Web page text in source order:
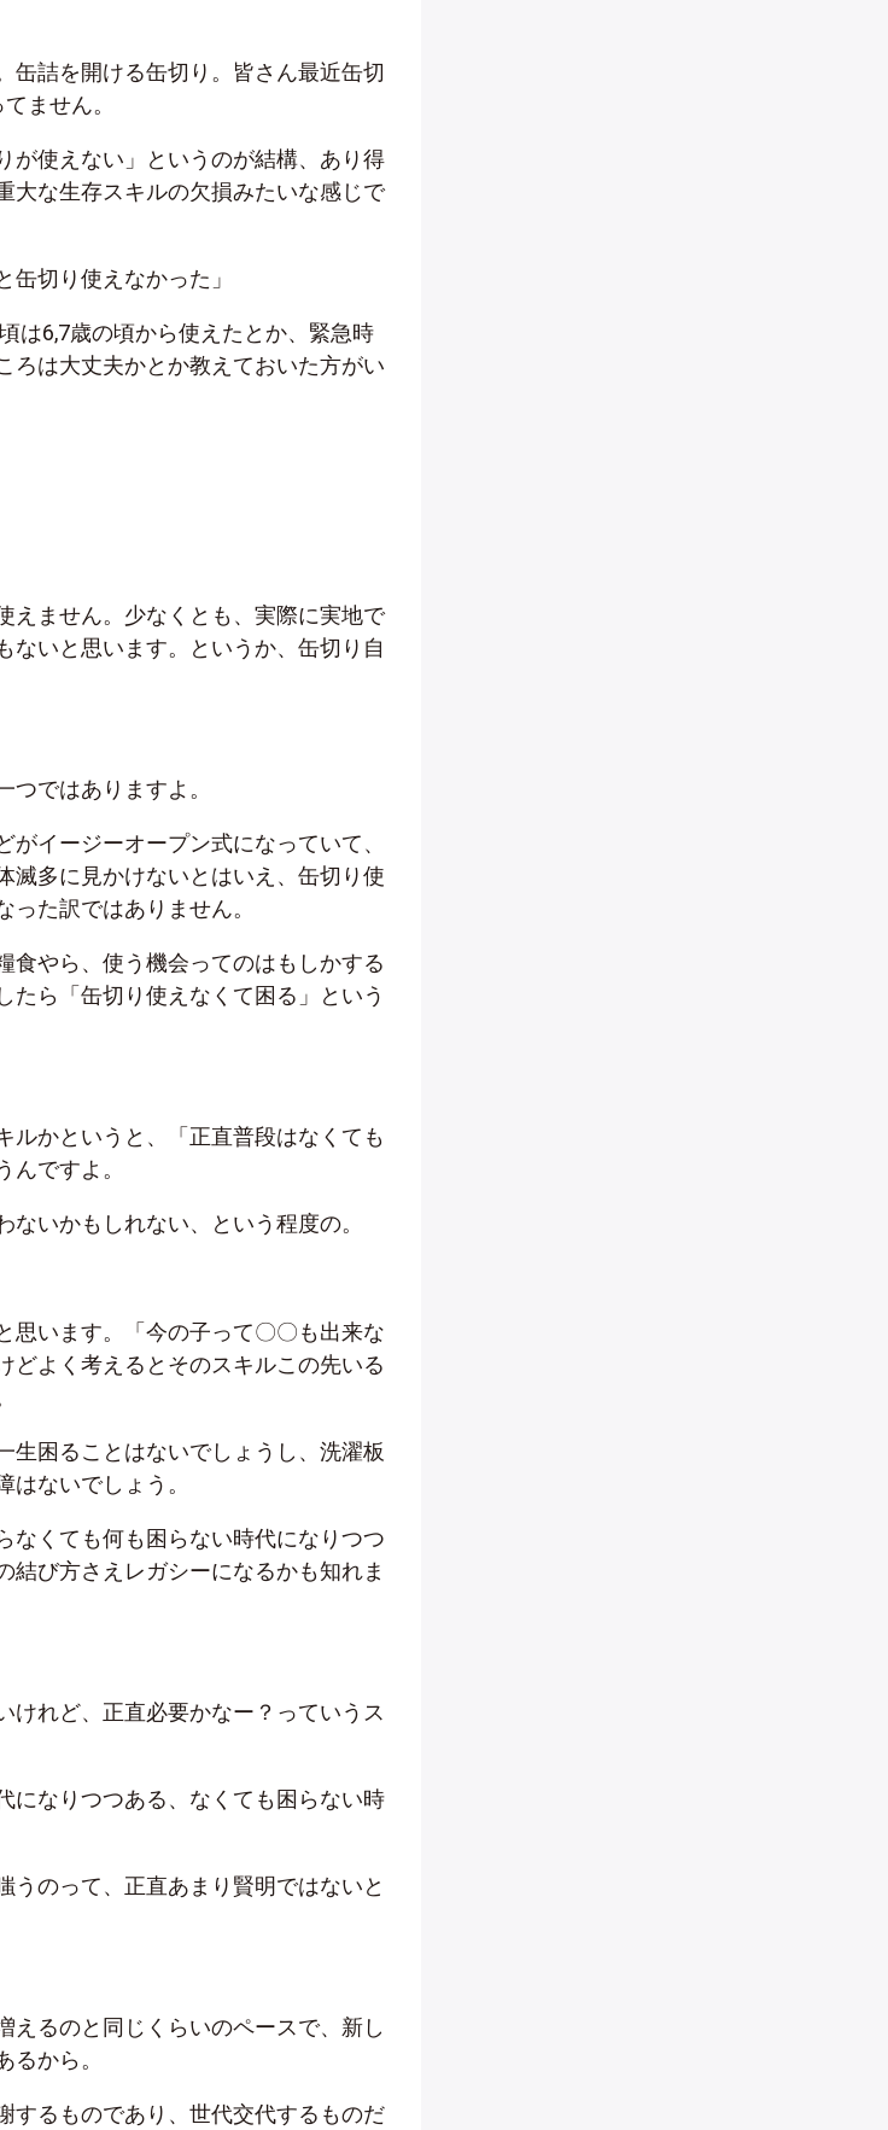
缶詰を開ける缶切り。皆さん最近缶切
ません。
が使えない」というのが結構、あり得
大な生存スキルの欠損みたいな感じで
缶切り使えなかった」
は6,7歳の頃から使えたとか、緊急時
ろは大丈夫かとか教えておいた方がい
えません。少なくとも、実際に実地で
ないと思います。というか、缶切り自
ではありますよ。
イージーオープン式になっていて、
滅多に見かけないとはいえ、缶切り使
た訳ではありません。
食やら、使う機会ってのはもしかする
たら「缶切り使えなくて困る」という
ルかというと、「正直普段はなくても
ですよ。
いかもしれない、という程度の。
思います。「今の子って〇〇も出来な
どよく考えるとそのスキルこの先いる
生困ることはないでしょうし、洗濯板
ないでしょう。
なくても何も困らない時代になりつつ
結び方さえレガシーになるかも知れま
けれど、正直必要かなー？っていうス
になりつつある、なくても困らない時
うのって、正直あまり賢明ではないと
えるのと同じくらいのペースで、新し
から。
するものであり、世代交代するものだ